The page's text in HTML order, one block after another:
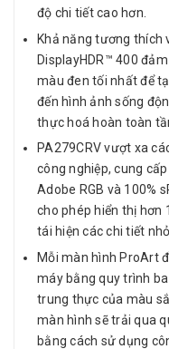
độ chi tiết cao hơn.
Khả năng tương thích
DisplayHDR™ 400
màu đen tối nhất để
đến hình ảnh sống
thực hoá hoàn toàn
PA279CRV vượt xa
công nghiệp, cung
Adobe RGB và 100%
cho phép hiển thị hơn
tái hiện các chi tiết
Mỗi màn hình ProArt
máy bằng quy trình
trung thực của màu
màn hình sẽ trải qua
bằng cách sử dụng